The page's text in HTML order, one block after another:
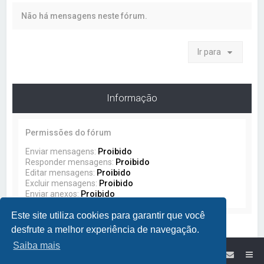
Este site utiliza cookies para garantir que você
desfrute a melhor experiência de navegação.
Saiba mais
Não há mensagens neste fórum.
Ir para
Informação
Permissões do fórum
Enviar mensagens: Proibido
Responder mensagens: Proibido
Editar mensagens: Proibido
Excluir mensagens: Proibido
Enviar anexos: Proibido